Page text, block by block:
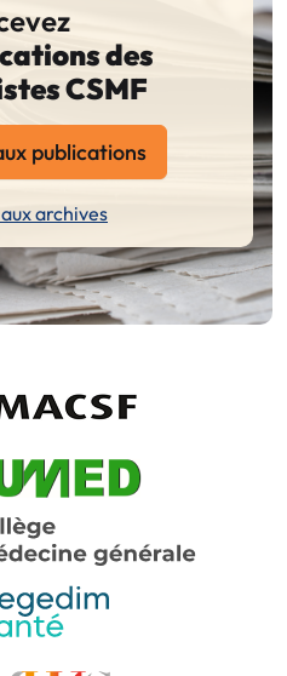
des
CSMF
publications
archives